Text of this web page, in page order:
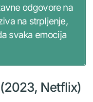
odgovore na
na strpljenje,
svaka emocija
Netflix)